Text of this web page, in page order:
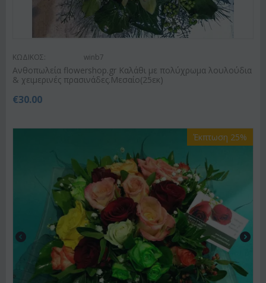
ΚΩΔΙΚΟΣ: winb7
Ανθοπωλεία flowershop.gr Καλάθι με πολύχρωμα λουλούδια
& χειμερινές πρασινάδες.Μεσαίο(25εκ)
€30.00
Έκπτωση 25%